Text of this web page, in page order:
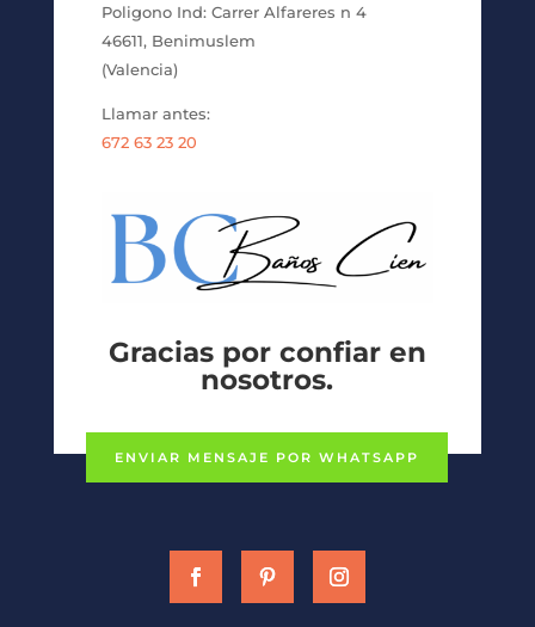
Poligono Ind: Carrer Alfareres n 4
46611, Benimuslem
(Valencia)
Llamar antes:
672 63 23 20
Gracias por confiar en
nosotros.
ENVIAR MENSAJE POR WHATSAPP